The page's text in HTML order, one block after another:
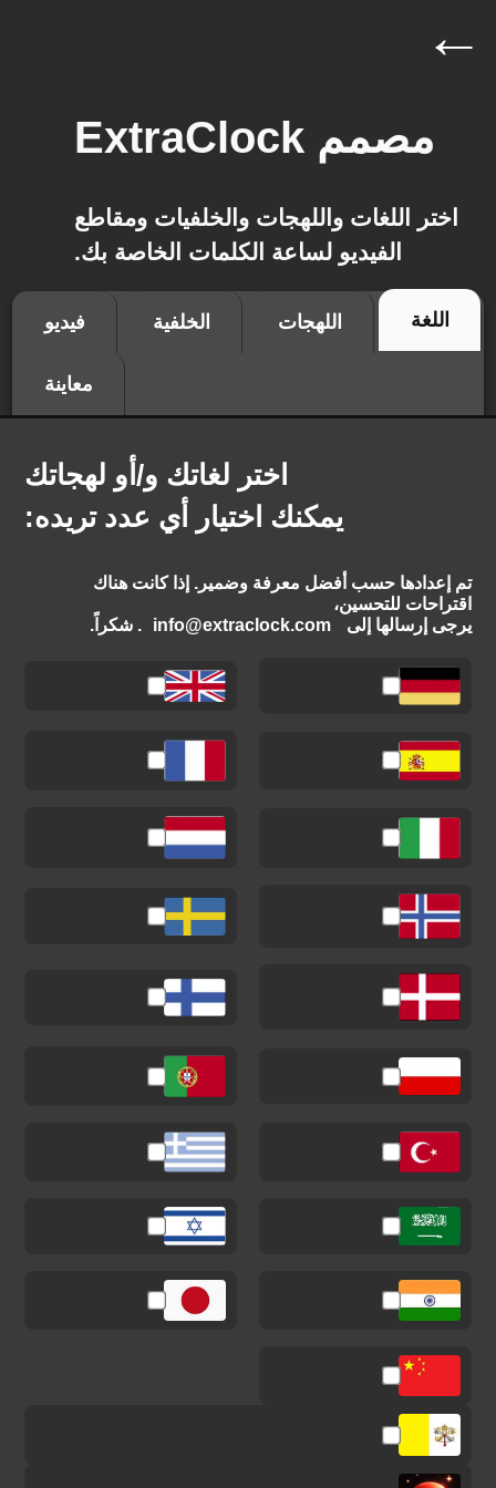
←
مصمم ExtraClock
اختر اللغات واللهجات والخلفيات ومقاطع
الفيديو لساعة الكلمات الخاصة بك.
اللغة اللهجات الخلفية فيديو
معاينة
اختر لغاتك و/أو لهجاتك
يمكنك اختيار أي عدد تريده:
تم إعدادها حسب أفضل معرفة وضمير. إذا كانت هناك
اقتراحات للتحسين،
يرجى إرسالها إلى
info@extraclock.com . شكراً.